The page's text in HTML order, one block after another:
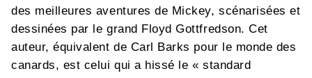
des meilleures aventures de Mickey, scénarisées et
dessinées par le grand Floyd Gottfredson. Cet
auteur, équivalent de Carl Barks pour le monde des
canards, est celui qui a hissé le « standard